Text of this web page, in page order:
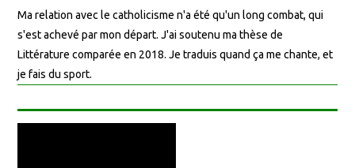
Ma relation avec le catholicisme n'a été qu'un long combat, qui
s'est achevé par mon départ. J'ai soutenu ma thèse de
Littérature comparée en 2018. Je traduis quand ça me chante, et
je fais du sport.